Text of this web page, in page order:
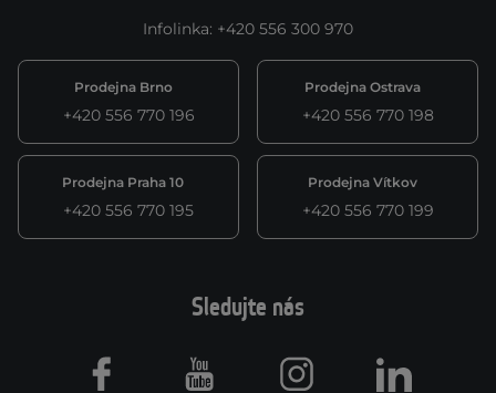
Infolinka: +420 556 300 970
Prodejna Brno
+420 556 770 196
Prodejna Ostrava
+420 556 770 198
Prodejna Praha 10
+420 556 770 195
Prodejna Vítkov
+420 556 770 199
Sledujte nás
Facebook Youtube Instagram LinkedIn